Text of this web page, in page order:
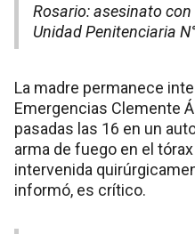
Rosario: asesinato
Unidad Penitenciaria
La madre permanece
Emergencias Clemente
pasadas las 16 en un
arma de fuego en el
intervenida
informó, es crítico.